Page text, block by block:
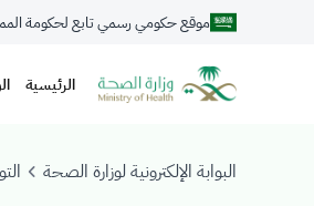
موقع حكومي رسمي تابع لحكومة
الرئيسية
البوابة الإلكترونية لوزارة الصحة